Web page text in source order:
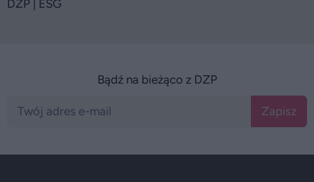
DZP | ESG
Bądź na bieżąco z DZP
Zapisz